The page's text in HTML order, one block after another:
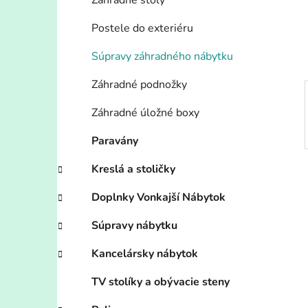
Postele do exteriéru
Súpravy záhradného nábytku
Záhradné podnožky
Záhradné úložné boxy
Paravány
Kreslá a stoličky
Doplnky Vonkajší Nábytok
Súpravy nábytku
Kancelársky nábytok
TV stolíky a obývacie steny